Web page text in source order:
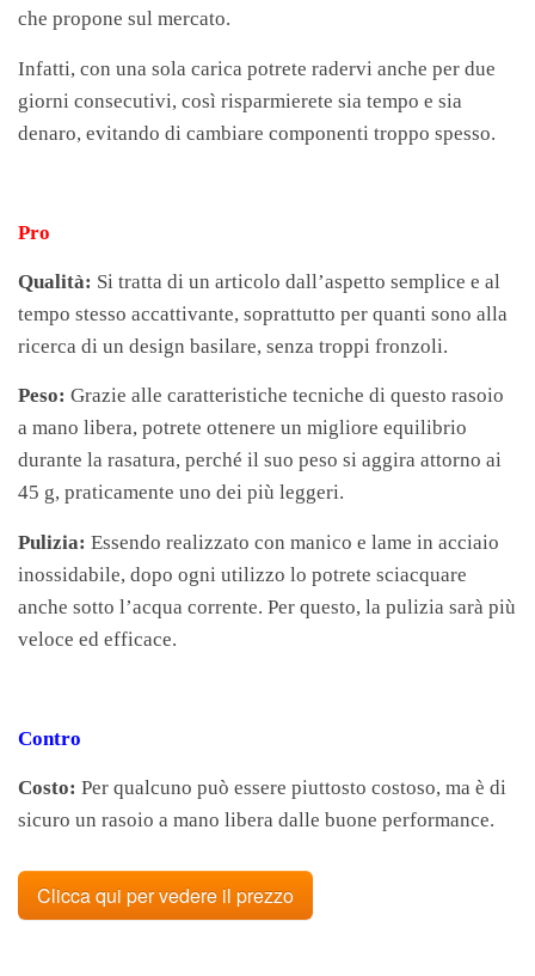
che propone sul mercato.
Infatti, con una sola carica potrete radervi anche per due
giorni consecutivi, così risparmierete sia tempo e sia
denaro, evitando di cambiare componenti troppo spesso.
Pro
Qualità: Si tratta di un articolo dall’aspetto semplice e al
tempo stesso accattivante, soprattutto per quanti sono alla
ricerca di un design basilare, senza troppi fronzoli.
Peso: Grazie alle caratteristiche tecniche di questo rasoio
a mano libera, potrete ottenere un migliore equilibrio
durante la rasatura, perché il suo peso si aggira attorno ai
45 g, praticamente uno dei più leggeri.
Pulizia: Essendo realizzato con manico e lame in acciaio
inossidabile, dopo ogni utilizzo lo potrete sciacquare
anche sotto l’acqua corrente. Per questo, la pulizia sarà più
veloce ed efficace.
Contro
Costo: Per qualcuno può essere piuttosto costoso, ma è di
sicuro un rasoio a mano libera dalle buone performance.
Clicca qui per vedere il prezzo